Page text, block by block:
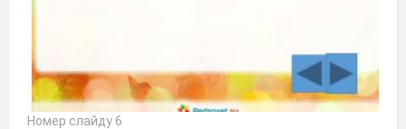
Номер слайду 6